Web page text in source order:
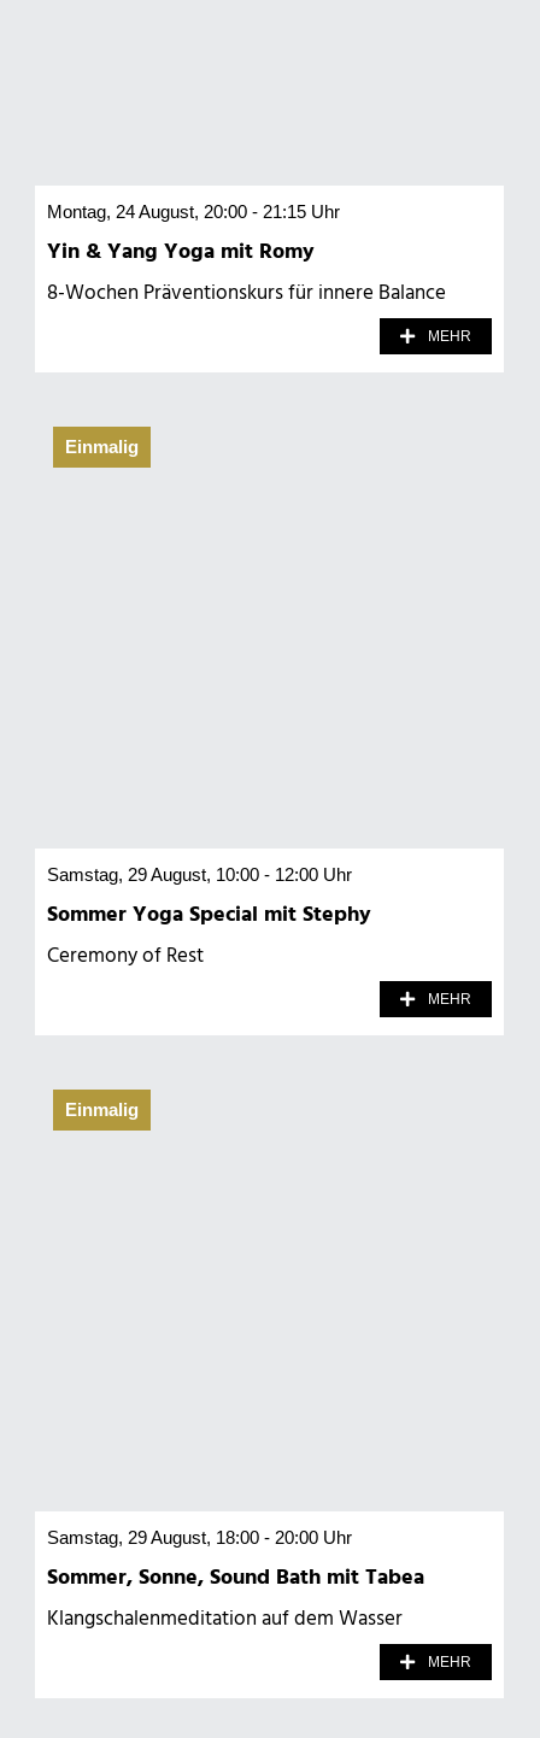
Montag, 24 August, 20:00 - 21:15 Uhr
Yin & Yang Yoga mit Romy
8-Wochen Präventionskurs für innere Balance
MEHR
Einmalig
Samstag, 29 August, 10:00 - 12:00 Uhr
Sommer Yoga Special mit Stephy
Ceremony of Rest
MEHR
Einmalig
Samstag, 29 August, 18:00 - 20:00 Uhr
Sommer, Sonne, Sound Bath mit Tabea
Klangschalenmeditation auf dem Wasser
MEHR